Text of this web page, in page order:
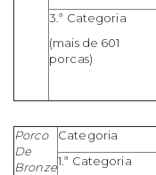
3.ª Categoria
(mais de 601
porcas)
Porco
De
Bronze
Categoria
1.ª Categoria